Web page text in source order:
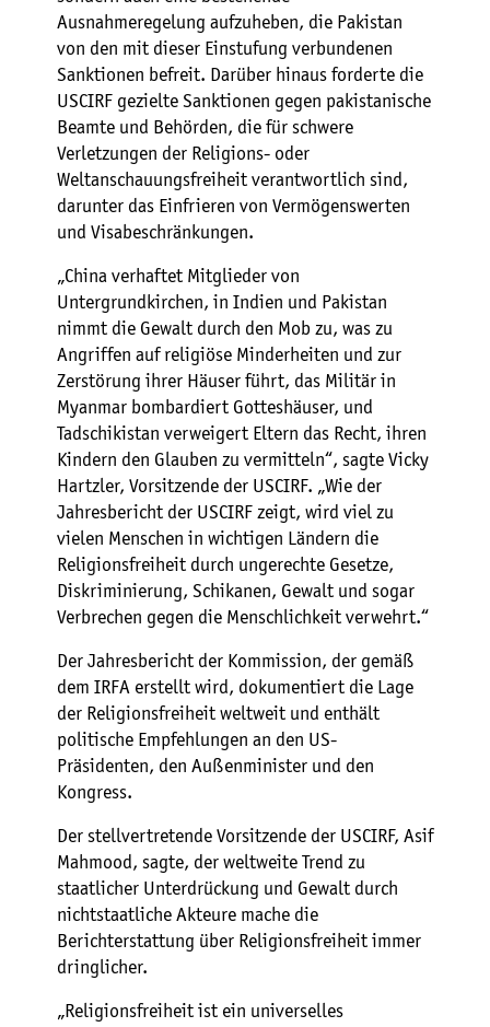
Ausnahmeregelung aufzuheben, die Pakistan
von den mit dieser Einstufung verbundenen
Sanktionen befreit. Darüber hinaus forderte die
USCIRF gezielte Sanktionen gegen pakistanische
Beamte und Behörden, die für schwere
Verletzungen der Religions- oder
Weltanschauungsfreiheit verantwortlich sind,
darunter das Einfrieren von Vermögenswerten
und Visabeschränkungen.
„China verhaftet Mitglieder von
Untergrundkirchen, in Indien und Pakistan
nimmt die Gewalt durch den Mob zu, was zu
Angriffen auf religiöse Minderheiten und zur
Zerstörung ihrer Häuser führt, das Militär in
Myanmar bombardiert Gotteshäuser, und
Tadschikistan verweigert Eltern das Recht, ihren
Kindern den Glauben zu vermitteln“, sagte Vicky
Hartzler, Vorsitzende der USCIRF. „Wie der
Jahresbericht der USCIRF zeigt, wird viel zu
vielen Menschen in wichtigen Ländern die
Religionsfreiheit durch ungerechte Gesetze,
Diskriminierung, Schikanen, Gewalt und sogar
Verbrechen gegen die Menschlichkeit verwehrt.“
Der Jahresbericht der Kommission, der gemäß
dem IRFA erstellt wird, dokumentiert die Lage
der Religionsfreiheit weltweit und enthält
politische Empfehlungen an den US-
Präsidenten, den Außenminister und den
Kongress.
Der stellvertretende Vorsitzende der USCIRF, Asif
Mahmood, sagte, der weltweite Trend zu
staatlicher Unterdrückung und Gewalt durch
nichtstaatliche Akteure mache die
Berichterstattung über Religionsfreiheit immer
dringlicher.
„Religionsfreiheit ist ein universelles